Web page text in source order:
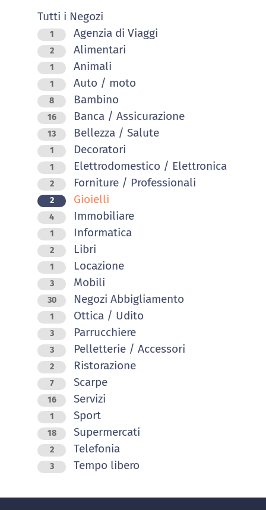
Tutti i Negozi
1 Agenzia di Viaggi
2 Alimentari
1 Animali
1 Auto / moto
8 Bambino
16 Banca / Assicurazione
13 Bellezza / Salute
1 Decoratori
1 Elettrodomestico / Elettronica
2 Forniture / Professionali
2 Gioielli
4 Immobiliare
1 Informatica
2 Libri
1 Locazione
3 Mobili
30 Negozi Abbigliamento
1 Ottica / Udito
3 Parrucchiere
3 Pelletterie / Accessori
2 Ristorazione
7 Scarpe
16 Servizi
1 Sport
18 Supermercati
2 Telefonia
3 Tempo libero